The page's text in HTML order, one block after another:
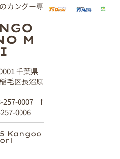
カングー専
M
千葉県
毛区長沼原
257-0007 f
0006
Kangoo